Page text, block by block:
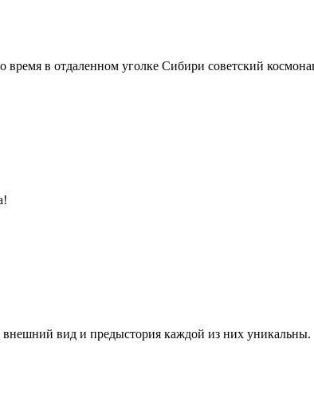
в отдаленном уголке Сибири советский
вид и предыстория каждой из них уникальны.